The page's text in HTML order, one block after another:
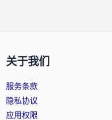
关于我们
服务条款
隐私协议
应用权限